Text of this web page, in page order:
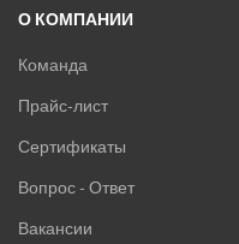
О КОМПАНИИ
Команда
Прайс-лист
Сертификаты
Вопрос - Ответ
Вакансии